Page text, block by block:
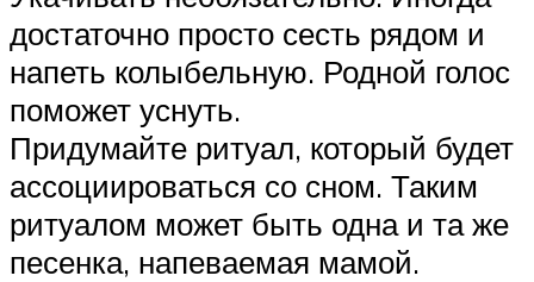
достаточно просто сесть рядом и
напеть колыбельную. Родной голос
поможет уснуть.
Придумайте ритуал, который будет
ассоциироваться со сном. Таким
ритуалом может быть одна и та же
песенка, напеваемая мамой.